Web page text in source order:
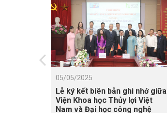
05/05/2025
Lễ ký kết biên bản ghi nhớ giữa
Viện Khoa học Thủy lợi Việt
Nam và Đại học công nghệ